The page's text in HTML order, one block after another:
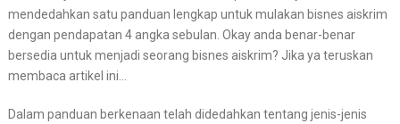
mendedahkan satu panduan lengkap untuk mulakan bisnes aiskrim
dengan pendapatan 4 angka sebulan. Okay anda benar-benar
bersedia untuk menjadi seorang bisnes aiskrim? Jika ya teruskan
membaca artikel ini…
Dalam panduan berkenaan telah didedahkan tentang jenis-jenis